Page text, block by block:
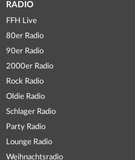
RADIO
FFH Live
80er Radio
90er Radio
2000er Radio
Rock Radio
Oldie Radio
Schlager Radio
Party Radio
Lounge Radio
Weihnachtsradio